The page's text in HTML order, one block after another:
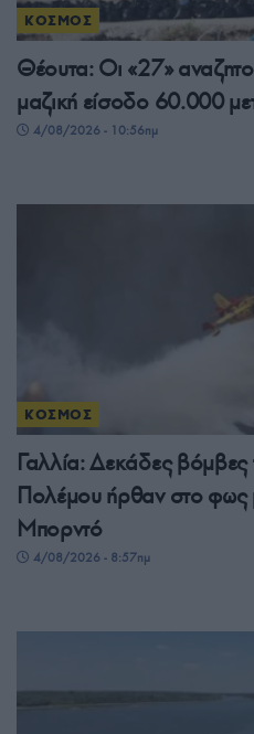
ΚΟΣΜΟΣ
Θέουτα: Οι «27»
μαζική είσοδο 60.000
4/08/2026 - 10:56πμ
ΚΟΣΜΟΣ
Γαλλία: Δεκάδες
Πολέμου ήρθαν στο φως
Μπορντό
4/08/2026 - 8:57πμ